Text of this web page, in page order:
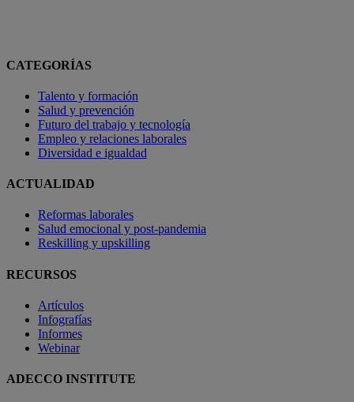
CATEGORÍAS
Talento y formación
Salud y prevención
Futuro del trabajo y tecnología
Empleo y relaciones laborales
Diversidad e igualdad
ACTUALIDAD
Reformas laborales
Salud emocional y post-pandemia
Reskilling y upskilling
RECURSOS
Artículos
Infografías
Informes
Webinar
ADECCO INSTITUTE